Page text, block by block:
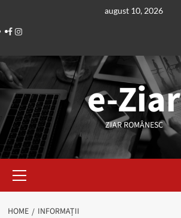
content
august 10, 2026
Facebook
Instagram
e-Ziar
ZIAR ROMÂNESC
Menu
HOME INFORMAȚII